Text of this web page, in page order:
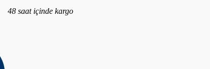
48 saat içinde kargo